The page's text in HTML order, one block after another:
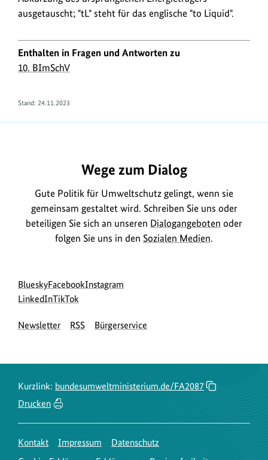
ausgetauscht; "tL" steht für das englische "to Liquid".
Enthalten in Fragen und Antworten zu
10. BImSchV
Stand: 24.11.2023
Wege zum Dialog
Gute Politik für Umweltschutz gelingt, wenn sie
gemeinsam gestaltet wird. Schreiben Sie uns oder
beteiligen Sie sich an unseren Dialogangeboten oder
folgen Sie uns in den Sozialen Medien.
Social
Media
Blueskyzur
Bluesky-
des
Facebookzur
des
Instagram
des
LinkedInzur
Seite
zur
Seite
TikTok
Newsletter RSS Bürgerservice
Kurzlink: bundesumweltministerium.de/FA2087
Drucken
Kontakt Impressum
Datenschutz